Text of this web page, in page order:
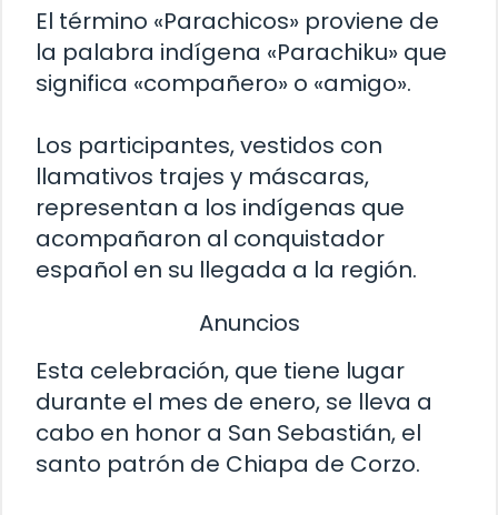
El término «Parachicos» proviene de
la palabra indígena «Parachiku» que
significa «compañero» o «amigo».
Los participantes, vestidos con
llamativos trajes y máscaras,
representan a los indígenas que
acompañaron al conquistador
español en su llegada a la región.
Anuncios
Esta celebración, que tiene lugar
durante el mes de enero, se lleva a
cabo en honor a San Sebastián, el
santo patrón de Chiapa de Corzo.